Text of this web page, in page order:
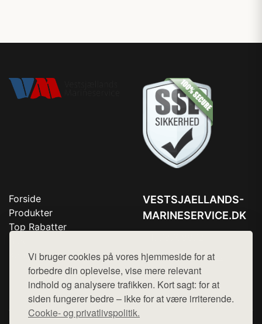
Vi bruger cookies på vores hjemmeside for at
forbedre din oplevelse, vise mere relevant
indhold og analysere trafikken. Kort sagt: for at
siden fungerer bedre – ikke for at være irriterende.
Cookie- og privatlivspolitik.
Forside
Produkter
Top Rabatter
Kontakt
VESTSJAELLANDS-
MARINESERVICE.DK
Mail:hej@want.dk
Cookie- og privatlivspolitik